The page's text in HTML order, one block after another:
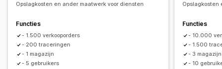
Opslagkosten en ander maatwerk voor diensten
Functies
- 1.500 verkooporders
- 200 traceringen
- 1 magazijn
- 5 gebruikers
Opslagkosten
Functies
- 10.000
- 1.500
- 3
- 10